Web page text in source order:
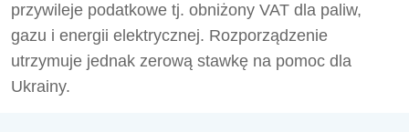
przywileje podatkowe tj. obniżony VAT dla paliw,
gazu i energii elektrycznej. Rozporządzenie
utrzymuje jednak zerową stawkę na pomoc dla
Ukrainy.